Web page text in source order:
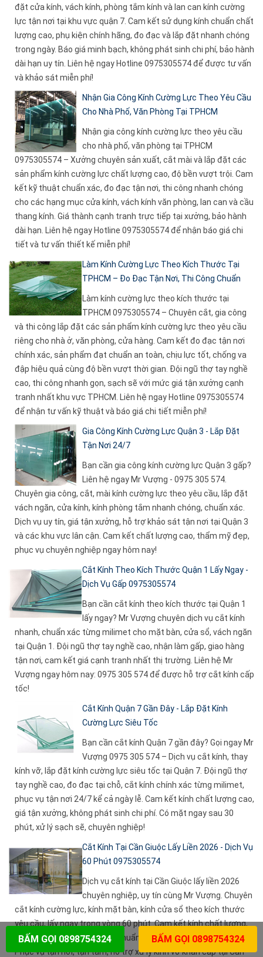
đặt cửa kính, vách kính, phòng tắm kính và lan can kính cường
lực tận nơi tại khu vực quận 7. Cam kết sử dụng kính chuẩn chất
lượng cao, phụ kiện chính hãng, đo đạc và lắp đặt nhanh chóng
trong ngày. Báo giá minh bạch, không phát sinh chi phí, bảo hành
dài hạn uy tín. Liên hệ ngay Hotline 0975305574 để được tư vấn
và khảo sát miễn phí!
Nhận Gia Công Kính Cường Lực Theo Yêu Cầu
Cho Nhà Phố, Văn Phòng Tại TPHCM
Nhận gia công kính cường lực theo yêu cầu
cho nhà phố, văn phòng tại TPHCM
0975305574 – Xưởng chuyên sản xuất, cắt mài và lắp đặt các
sản phẩm kính cường lực chất lượng cao, độ bền vượt trội. Cam
kết kỹ thuật chuẩn xác, đo đạc tận nơi, thi công nhanh chóng
cho các hạng mục cửa kính, vách kính văn phòng, lan can và cầu
thang kính. Giá thành cạnh tranh trực tiếp tại xưởng, bảo hành
dài hạn. Liên hệ ngay Hotline 0975305574 để nhận báo giá chi
tiết và tư vấn thiết kế miễn phí!
Làm Kính Cường Lực Theo Kích Thước Tại
TPHCM – Đo Đạc Tận Nơi, Thi Công Chuẩn
Làm kính cường lực theo kích thước tại
TPHCM 0975305574 – Chuyên cắt, gia công
và thi công lắp đặt các sản phẩm kính cường lực theo yêu cầu
riêng cho nhà ở, văn phòng, cửa hàng. Cam kết đo đạc tận nơi
chính xác, sản phẩm đạt chuẩn an toàn, chịu lực tốt, chống va
đập hiệu quả cùng độ bền vượt thời gian. Đội ngũ thợ tay nghề
cao, thi công nhanh gọn, sạch sẽ với mức giá tận xưởng cạnh
tranh nhất khu vực TPHCM. Liên hệ ngay Hotline 0975305574
để nhận tư vấn kỹ thuật và báo giá chi tiết miễn phí!
Gia Công Kính Cường Lực Quận 3 - Lắp Đặt
Tận Nơi 24/7
Bạn cần gia công kính cường lực Quận 3 gấp?
Liên hệ ngay Mr Vượng - 0975 305 574.
Chuyên gia công, cắt, mài kính cường lực theo yêu cầu, lắp đặt
vách ngăn, cửa kính, kính phòng tắm nhanh chóng, chuẩn xác.
Dịch vụ uy tín, giá tận xưởng, hỗ trợ khảo sát tận nơi tại Quận 3
và các khu vực lân cận. Cam kết chất lượng cao, thẩm mỹ đẹp,
phục vụ chuyên nghiệp ngay hôm nay!
Cắt Kính Theo Kích Thước Quận 1 Lấy Ngay -
Dịch Vụ Gấp 0975305574
Bạn cần cắt kính theo kích thước tại Quận 1
lấy ngay? Mr Vượng chuyên dịch vụ cắt kính
nhanh, chuẩn xác từng milimet cho mặt bàn, cửa sổ, vách ngăn
tại Quận 1. Đội ngũ thợ tay nghề cao, nhận làm gấp, giao hàng
tận nơi, cam kết giá cạnh tranh nhất thị trường. Liên hệ Mr
Vượng ngay hôm nay: 0975 305 574 để được hỗ trợ cắt kính cấp
tốc!
Cắt Kính Quận 7 Gần Đây - Lắp Đặt Kính
Cường Lực Siêu Tốc
Bạn cần cắt kính Quận 7 gần đây? Gọi ngay Mr
Vượng 0975 305 574 – Dịch vụ cắt kính, thay
kính vỡ, lắp đặt kính cường lực siêu tốc tại Quận 7. Đội ngũ thợ
tay nghề cao, đo đạc tại chỗ, cắt kính chính xác từng milimet,
phục vụ tận nơi 24/7 kể cả ngày lễ. Cam kết kính chất lượng cao,
giá tận xưởng, không phát sinh chi phí. Có mặt ngay sau 30
phút, xử lý sạch sẽ, chuyên nghiệp!
Cắt Kính Tại Cần Giuộc Lấy Liền 2026 - Dịch Vụ
60 Phút 0975305574
Dịch vụ cắt kính tại Cần Giuộc lấy liền 2026
chuyên nghiệp, uy tín cùng Mr Vượng. Chuyên
cắt kính cường lực, kính mặt bàn, kính cửa sổ theo kích thước
yêu cầu, lấy ngay trong vòng 60 phút. Cam kết kính chất lượng,
đường cắt sắc nét, lắp đặt chuẩn xác và giá gốc tại xưởng.
Phục vụ tận nơi, tận tâm, hỗ trợ xử lý kính vỡ khẩn cấp tại Cần
BẤM GỌI 0898754324 BẤM GỌI 0898754324